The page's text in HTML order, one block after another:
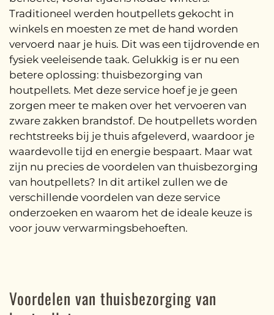
Traditioneel werden houtpellets gekocht in
winkels en moesten ze met de hand worden
vervoerd naar je huis. Dit was een tijdrovende en
fysiek veeleisende taak. Gelukkig is er nu een
betere oplossing: thuisbezorging van
houtpellets. Met deze service hoef je je geen
zorgen meer te maken over het vervoeren van
zware zakken brandstof. De houtpellets worden
rechtstreeks bij je thuis afgeleverd, waardoor je
waardevolle tijd en energie bespaart. Maar wat
zijn nu precies de voordelen van thuisbezorging
van houtpellets? In dit artikel zullen we de
verschillende voordelen van deze service
onderzoeken en waarom het de ideale keuze is
voor jouw verwarmingsbehoeften.
Voordelen van thuisbezorging van